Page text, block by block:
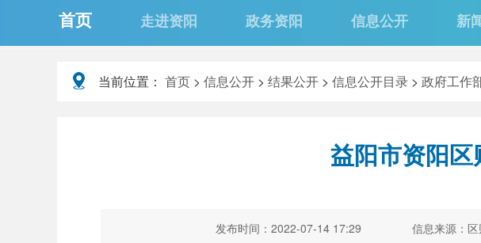
首页 走进资阳 政务资阳 信息公开 新
当前位置： 首页 > 信息公开 > 结果公开 > 信息公开目录 > 政府工作
益阳市资阳
发布时间：2022-07-14 17:29 信息来源：